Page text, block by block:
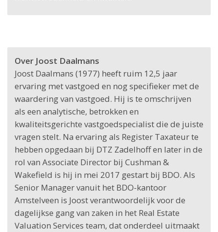
Over Joost Daalmans
Joost Daalmans (1977) heeft ruim 12,5 jaar
ervaring met vastgoed en nog specifieker met de
waardering van vastgoed. Hij is te omschrijven
als een analytische, betrokken en
kwaliteitsgerichte vastgoedspecialist die de juiste
vragen stelt. Na ervaring als Register Taxateur te
hebben opgedaan bij DTZ Zadelhoff en later in de
rol van Associate Director bij Cushman &
Wakefield is hij in mei 2017 gestart bij BDO. Als
Senior Manager vanuit het BDO-kantoor
Amstelveen is Joost verantwoordelijk voor de
dagelijkse gang van zaken in het Real Estate
Valuation Services team, dat onderdeel uitmaakt